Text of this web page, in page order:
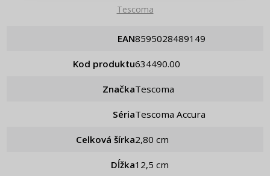
Tescoma
EAN 8595028489149
Kod produktu 634490.00
Značka Tescoma
Séria Tescoma Accura
Celková šírka 2,80 cm
Dĺžka 12,5 cm